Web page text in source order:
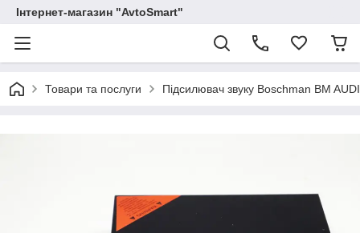
Інтернет-магазин "AvtoSmart"
Товари та послуги Підсилювач звуку Boschman BM